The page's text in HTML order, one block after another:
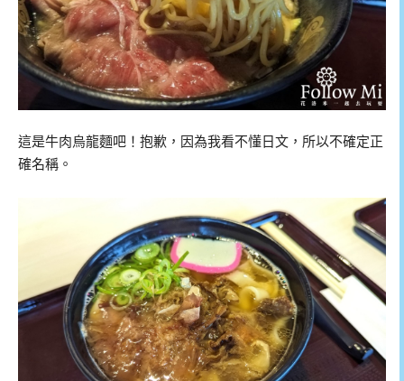
這是牛肉烏龍麵吧！抱歉，因為我看不懂日文，所以不確定正
確名稱。